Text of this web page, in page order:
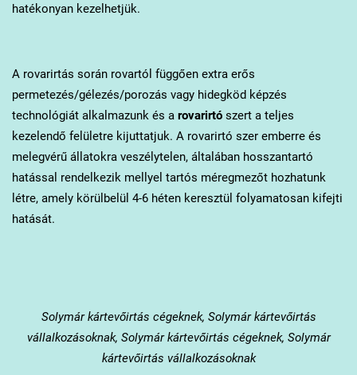
hatékonyan kezelhetjük.
A rovarirtás során rovartól függően extra erős
permetezés/gélezés/porozás vagy hidegköd képzés
technológiát alkalmazunk és a rovarirtószert a teljes
kezelendő felületre kijuttatjuk. A rovarirtó szer emberre és
melegvérű állatokra veszélytelen, általában hosszantartó
hatással rendelkezik mellyel tartós méregmezőt hozhatunk
létre, amely körülbelül 4-6 héten keresztül folyamatosan kifejti
hatását.
Solymárkártevőirtás cégeknek, Solymár kártevőirtás
vállalkozásoknak, Solymár kártevőirtás cégeknek, Solymár
kártevőirtás vállalkozásoknak